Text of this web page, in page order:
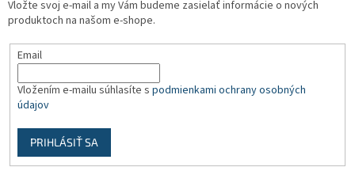
Vložte svoj e-mail a my Vám budeme zasielať informácie o nových
produktoch na našom e-shope.
Email
Vložením e-mailu súhlasíte s podmienkami ochrany osobných
údajov
PRIHLÁSIŤ SA